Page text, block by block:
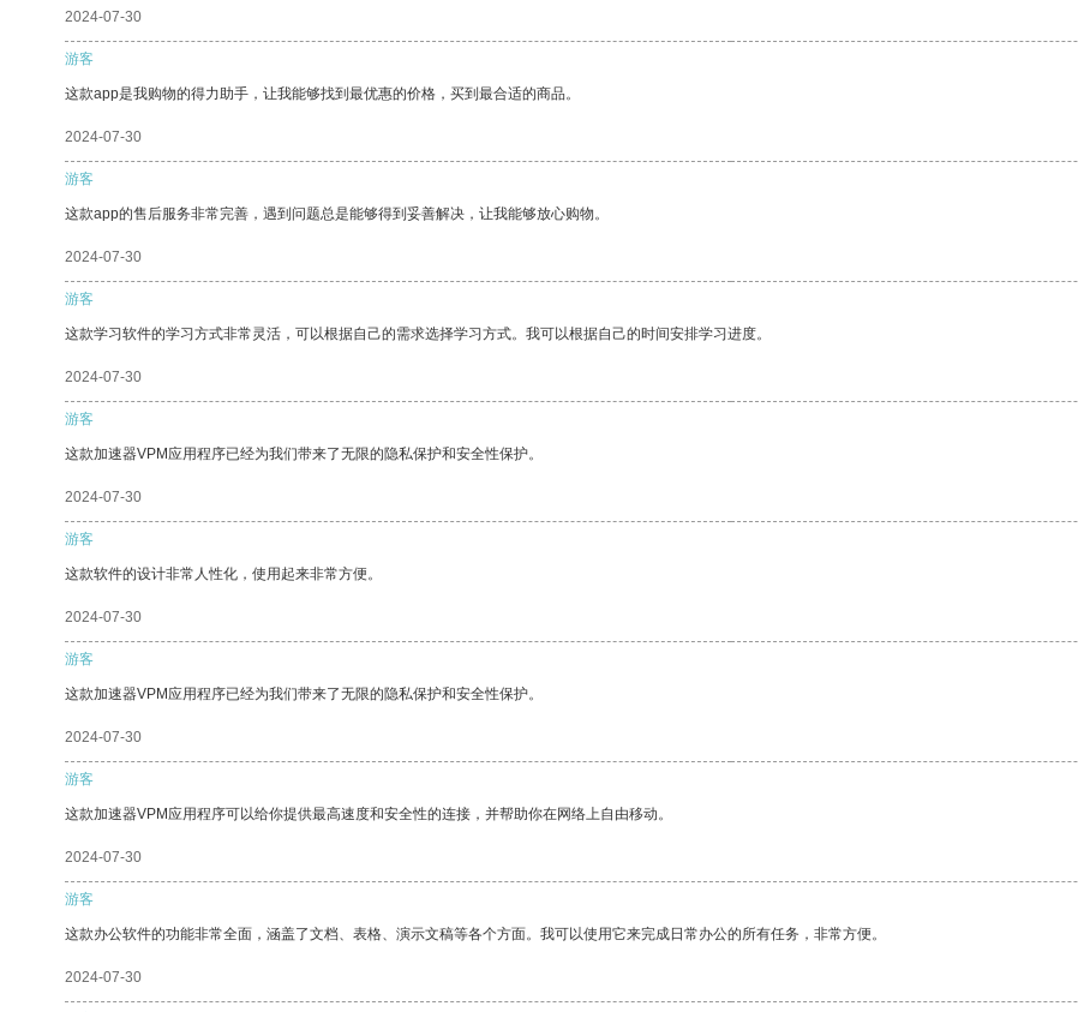
2024-07-30
游客
这款app是我购物的得力助手，让我能够找到最优惠的价格，买到最合适的商品。
2024-07-30
游客
这款app的售后服务非常完善，遇到问题总是能够得到妥善解决，让我能够放心购物。
2024-07-30
游客
这款学习软件的学习方式非常灵活，可以根据自己的需求选择学习方式。我可以根据自己的时间安排学习进度。
2024-07-30
游客
这款加速器VPM应用程序已经为我们带来了无限的隐私保护和安全性保护。
2024-07-30
游客
这款软件的设计非常人性化，使用起来非常方便。
2024-07-30
游客
这款加速器VPM应用程序已经为我们带来了无限的隐私保护和安全性保护。
2024-07-30
游客
这款加速器VPM应用程序可以给你提供最高速度和安全性的连接，并帮助你在网络上自由移动。
2024-07-30
游客
这款办公软件的功能非常全面，涵盖了文档、表格、演示文稿等各个方面。我可以使用它来完成日常办公的所有任务，非常方便。
2024-07-30